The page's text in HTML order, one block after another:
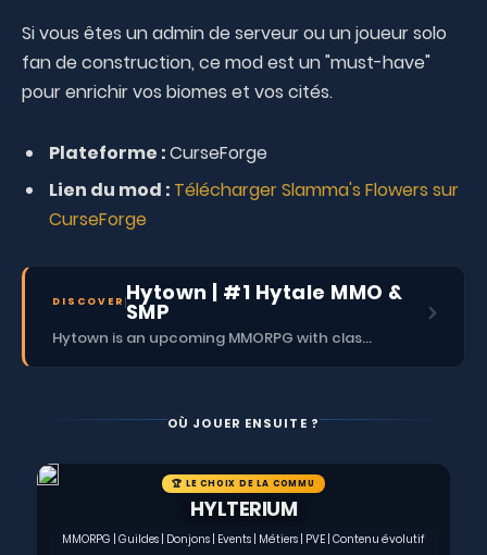
Si vous êtes un admin de serveur ou un joueur solo
fan de construction, ce mod est un "must-have"
pour enrichir vos biomes et vos cités.
Plateforme :CurseForge
Lien du mod : Télécharger Slamma's Flowers sur
CurseForge
DISCOVER Hytown | #1 Hytale MMO &
SMP
Hytown is an upcoming MMORPG with classes, dungeons, skills, social content, and more.
OÙ JOUER ENSUITE ?
🏆 LE CHOIX DE LA COMMU
HYLTERIUM
MMORPG | Guildes | Donjons | Events | Métiers | PVE | Contenu évolutif